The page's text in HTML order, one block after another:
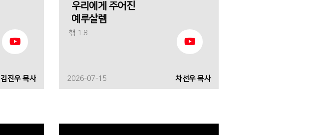
김진우 목사
우리에게 주어진
예루살렘
행 1:8
2026-07-15 차선우 목사